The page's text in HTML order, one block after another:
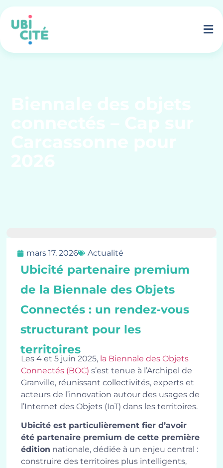
mars 17, 2026 Actualité
Ubicité partenaire premium
de la Biennale des Objets
Connectés : un rendez-vous
structurant pour les
territoires
Les 4 et 5 juin 2025, la Biennale des Objets
Connectés (BOC) s’est tenue à l’Archipel de
Granville, réunissant collectivités, experts et
acteurs de l’innovation autour des usages de
l’Internet des Objets (IoT) dans les territoires.
Ubicité est particulièrement fier d’avoir
été partenaire premium de cette première
édition nationale, dédiée à un enjeu central :
construire des territoires plus intelligents,